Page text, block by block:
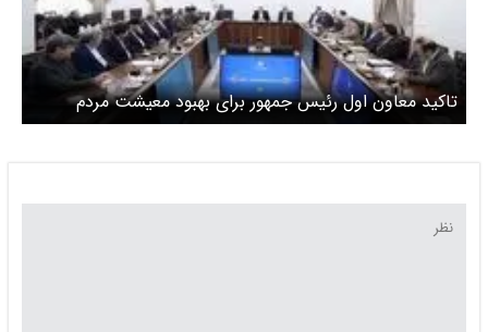
تاکید معاون اول رئیس جمهور برای بهبود معیشت مردم